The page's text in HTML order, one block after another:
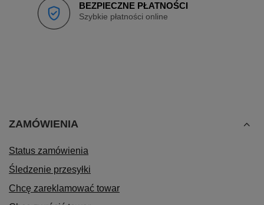
BEZPIECZNE PŁATNOŚCI
Szybkie płatności online
ZAMÓWIENIA
Status zamówienia
Śledzenie przesyłki
Chcę zareklamować towar